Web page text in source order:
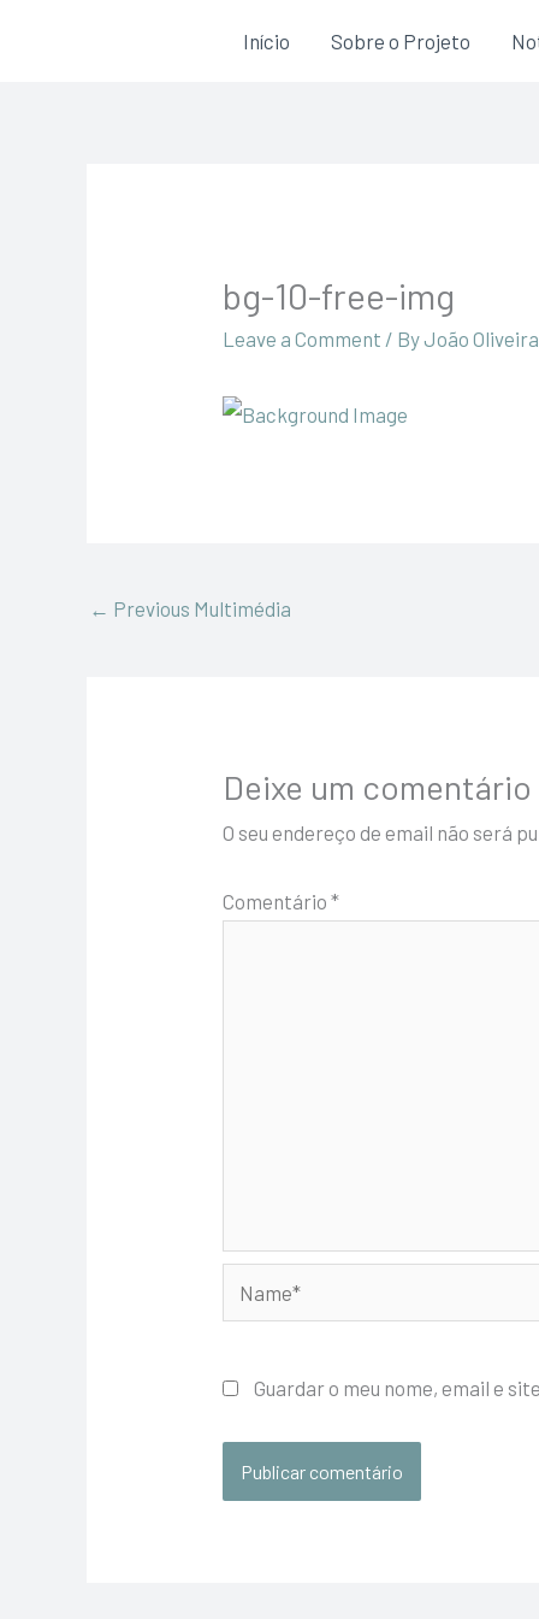
Início Sobre o Projeto
bg-10-free-img
Leave a Comment / ByJoão
← Previous Multimédia
Deixe um comentário
O seu endereço de email não será
Comentário*
Name*
Guardar o meu nome, email e